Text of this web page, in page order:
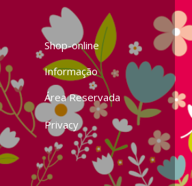
Shop-online
Informação
Área Reservada
Privacy